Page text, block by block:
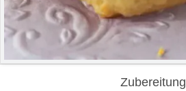
Zubereitung